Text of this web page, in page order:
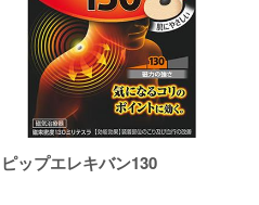
ピップエレキバン130